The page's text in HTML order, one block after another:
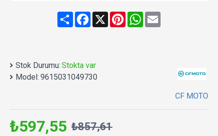
ShareFacebook
X PinterestWhatsApp
Email
Stok Durumu: Stokta var
Model: 9615031049730
CF MOTO
₺597,55 ₺857,61